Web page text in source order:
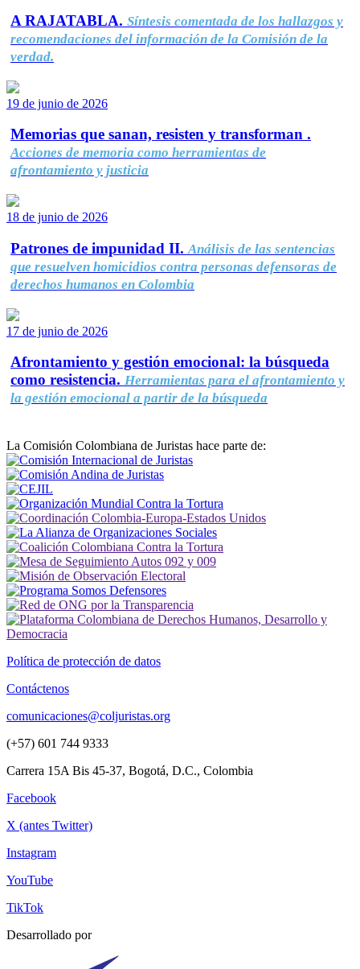
A RAJATABLA. Síntesis comentada de los hallazgos y
recomendaciones del información de la Comisión de la
verdad.
19 de junio de 2026
Memorias que sanan, resisten y transforman .
Acciones de memoria como herramientas de
afrontamiento y justicia
18 de junio de 2026
Patrones de impunidad II. Análisis de las sentencias
que resuelven homicidios contra personas defensoras de
derechos humanos en Colombia
17 de junio de 2026
Afrontamiento y gestión emocional: la búsqueda
como resistencia. Herramientas para el afrontamiento y
la gestión emocional a partir de la búsqueda
La Comisión Colombiana de Juristas hace parte de:
Política de protección de datos
Contáctenos
comunicaciones@coljuristas.org
(+57) 601 744 9333
Carrera 15A Bis 45-37, Bogotá, D.C., Colombia
Facebook
X (antes Twitter)
Instagram
YouTube
TikTok
Desarrollado por